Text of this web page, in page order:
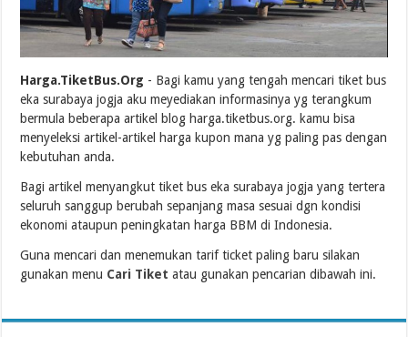
Harga.TiketBus.Org - Bagi kamu yang tengah mencari tiket bus
eka surabaya jogja aku meyediakan informasinya yg terangkum
bermula beberapa artikel blog harga.tiketbus.org. kamu bisa
menyeleksi artikel-artikel harga kupon mana yg paling pas dengan
kebutuhan anda.
Bagi artikel menyangkut tiket bus eka surabaya jogja yang tertera
seluruh sanggup berubah sepanjang masa sesuai dgn kondisi
ekonomi ataupun peningkatan harga BBM di Indonesia.
Guna mencari dan menemukan tarif ticket paling baru silakan
gunakan menu Cari Tiket atau gunakan pencarian dibawah ini.